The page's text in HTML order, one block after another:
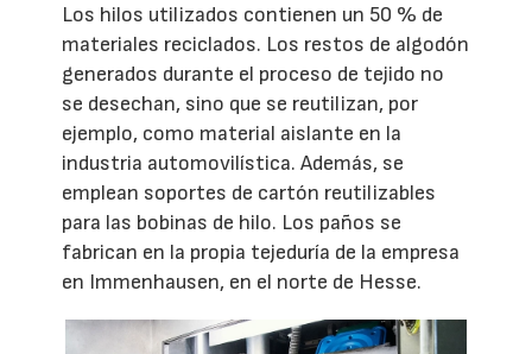
Los hilos utilizados contienen un 50 % de
materiales reciclados. Los restos de algodón
generados durante el proceso de tejido no
se desechan, sino que se reutilizan, por
ejemplo, como material aislante en la
industria automovilística. Además, se
emplean soportes de cartón reutilizables
para las bobinas de hilo. Los paños se
fabrican en la propia tejeduría de la empresa
en Immenhausen, en el norte de Hesse.